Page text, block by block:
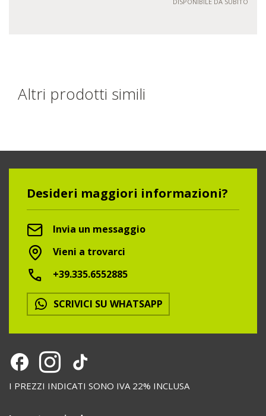
Altri prodotti simili
Desideri maggiori informazioni?
Invia un messaggio
Vieni a trovarci
+39.335.6552885
SCRIVICI SU WHATSAPP
I PREZZI INDICATI SONO IVA 22% INCLUSA